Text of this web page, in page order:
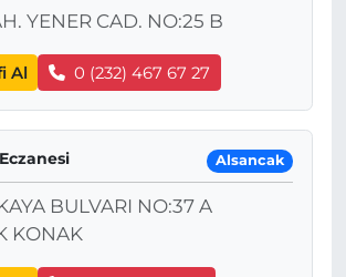
YENER CAD. NO:25 B
Al 0 (232) 467 67 27
Alsancak
BULVARI NO:37 A
KONAK